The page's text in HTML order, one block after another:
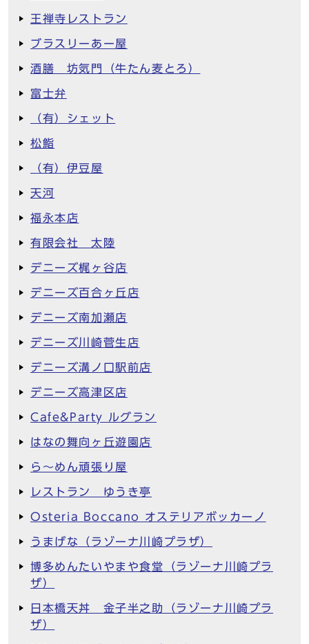
王禅寺レストラン
ブラスリーあー屋
酒膳 坊気門（牛たん麦とろ）
富士弁
（有）シェット
松鮨
（有）伊豆屋
天河
福永本店
有限会社 太陸
デニーズ梶ヶ谷店
デニーズ百合ヶ丘店
デニーズ南加瀬店
デニーズ川崎菅生店
デニーズ溝ノ口駅前店
デニーズ高津区店
Cafe&Party ルグラン
はなの舞向ヶ丘遊園店
ら～めん頑張り屋
レストラン ゆうき亭
Osteria Boccano オステリアボッカーノ
うまげな（ラゾーナ川崎プラザ）
博多めんたいやまや食堂（ラゾーナ川崎プラ
ザ）
日本橋天丼 金子半之助（ラゾーナ川崎プラ
ザ）